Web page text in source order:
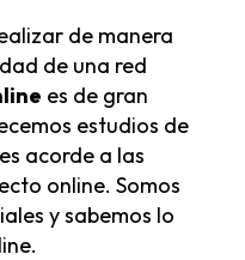
de manera
de una red
es de gran
estudios de
acorde a las
online. Somos
y sabemos lo